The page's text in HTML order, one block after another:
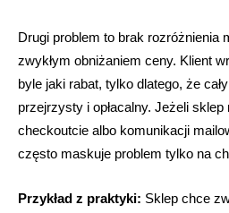
Drugi problem to brak rozróżnienia
zwykłym obniżaniem ceny. Klient
byle jaki rabat, tylko dlatego, że
przejrzysty i opłacalny. Jeżeli
checkoutcie albo komunikacji
często maskuje problem tylko na
Przykład z praktyki: Sklep chce